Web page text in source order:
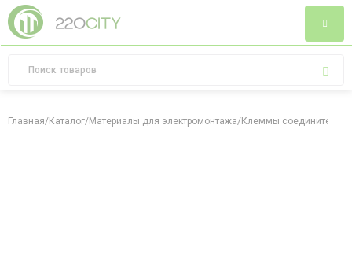
Главная/Каталог/Материалы для электромонтажа/Клеммы